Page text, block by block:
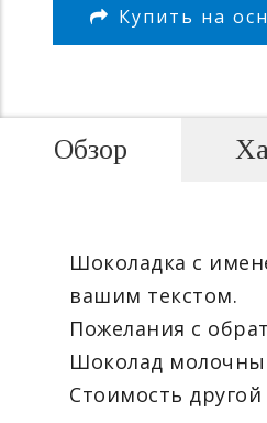
Купить на
Обзор
Шоколадка с
вашим текстом.
Пожелания с
Шоколад
Стоимость